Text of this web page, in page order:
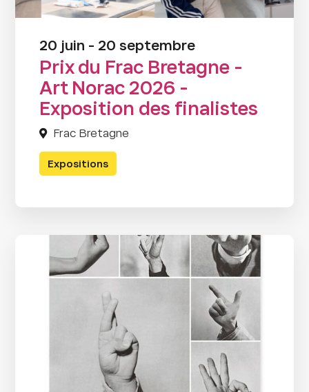
20 juin - 20 septembre
Prix du Frac Bretagne -
Art Norac 2026 -
Exposition des finalistes
Frac Bretagne
Expositions